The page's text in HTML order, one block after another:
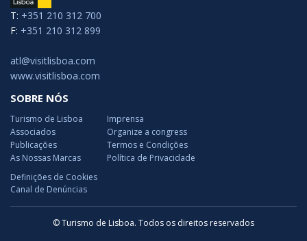
T: +351 210 312 700
F: +351 210 312 899
atl@visitlisboa.com
www.visitlisboa.com
SOBRE NÓS
Turismo de Lisboa
Associados
Publicações
As Nossas Marcas
Imprensa
Organize a congress
Termos e Condições
Política de Privacidade
Definições de Cookies
Canal de Denúncias
© Turismo de Lisboa. Todos os direitos reservados